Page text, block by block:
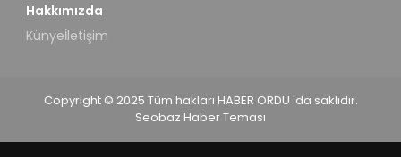
Hakkımızda
Künyeİletişim
Copyright © 2025 Tüm hakları HABER ORDU 'da saklıdır.
Seobaz Haber Teması